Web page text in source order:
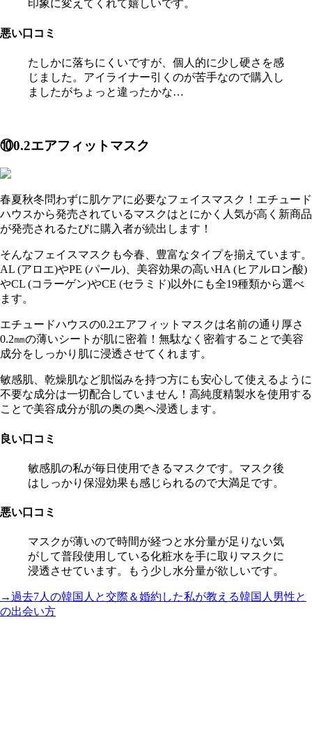
印象に変えてくれて嬉しいです。
悪い口コミ
たしかに落ちにくいですが、個人的に少し硬さを感
じました。アイライナー引くのが苦手なので購入し
ましたがちょっと違ったかな…
⑩0.2エアフィットマスク
春夏秋冬問わずに肌ケアに必要なフェイスマスク！エチュード
ハウスから発売されているマスクはとにかく人気が高く新商品
が発売されるたびに購入者が続出します！
そんなフェイスマスクも今春、豊富なタイプを揃えています。
AL (アロエ)やPE (パール)、美容効果の高いHA (ヒアルロン酸)
やCL (コラーゲン)やCE (セラミド)以外にも全19種類から選べ
ます。
エチュードハウスの0.2エアフィットマスクは名前の通り厚さ
0.2㎜の薄いシートが肌に密着！無駄なく密着することで美容
成分をしっかり肌に浸透させてくれます。
敏感肌、乾燥肌など肌悩みを持つ方にも安心して使えるように
不要な成分は一切配合していません！高純度精製水を使用する
ことで美容成分が肌の奥の奥へ浸透します。
良い口コミ
敏感肌の私が毎日使用できるマスクです。マスク後
はしっかり保湿効果も感じられるので大満足です。
悪い口コミ
マスクが薄いので時間が経つと水分量が足りない気
がして普段使用している化粧水を手に取りマスクに
浸透させています。もう少し水分量が欲しいです。
→過去7人の韓国人と交際＆婚約した私が教える韓国人男性と
の出会い方